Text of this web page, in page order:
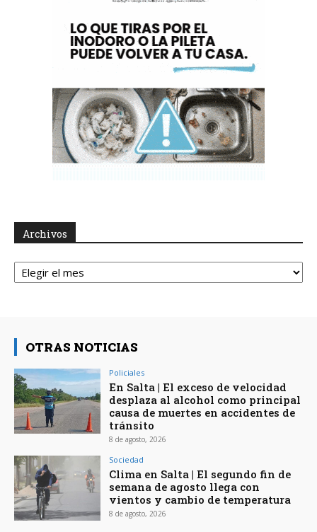
Archivos
Archivos
OTRAS NOTICIAS
Policiales
En Salta | El exceso de velocidad
desplaza al alcohol como principal
causa de muertes en accidentes de
tránsito
8 de agosto, 2026
Sociedad
Clima en Salta | El segundo fin de
semana de agosto llega con
vientos y cambio de temperatura
8 de agosto, 2026